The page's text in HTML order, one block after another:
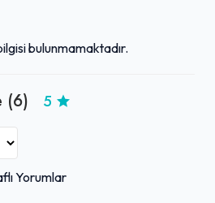
benzersiz lezzetlerle
bulunmamaktadır.
(6) 5
Yorumlar